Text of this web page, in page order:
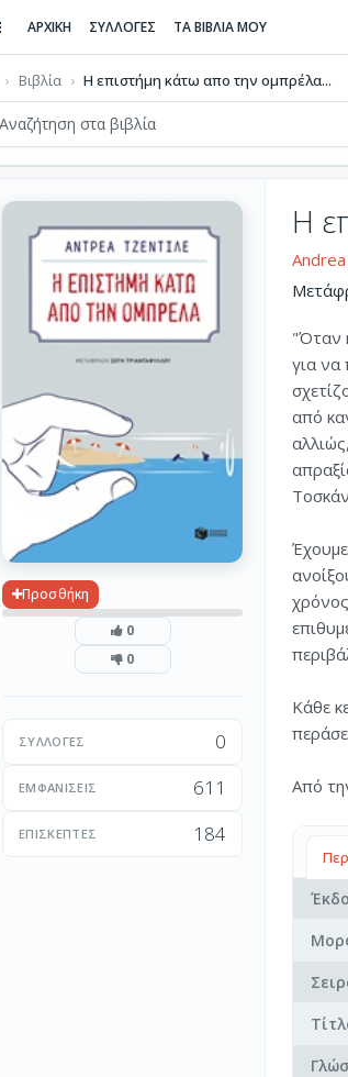
ΑΡΧΙΚΗ ΣΥΛΛΟΓΕΣ ΤΑ ΒΙΒΛΙΑ ΜΟΥ
Βιβλία Η επιστήμη κάτω απο την ομπρέλα...
Προσθήκη
0
0
ΣΥΛΛΟΓΈΣ 0
ΕΜΦΑΝΊΣΕΙΣ 611
ΕΠΙΣΚΈΠΤΕΣ 184
Η
"Όταν
για να
από
Κάθε
Από